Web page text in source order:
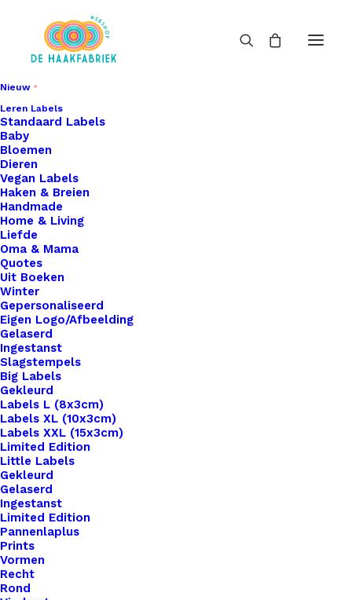
Nieuw
Leren Labels
Standaard Labels
Baby
Bloemen
Dieren
Vegan Labels
Haken & Breien
Handmade
Home & Living
Liefde
Oma & Mama
Quotes
Uit Boeken
Winter
Gepersonaliseerd
Eigen Logo/Afbeelding
Gelaserd
Ingestanst
Slagstempels
Big Labels
Gekleurd
Labels L (8x3cm)
Labels XL (10x3cm)
Labels XXL (15x3cm)
Limited Edition
Little Labels
Gekleurd
Gelaserd
Ingestanst
Limited Edition
Pannenlaplus
Prints
Vormen
Recht
Rond
Home
Musketon Haak 8cm